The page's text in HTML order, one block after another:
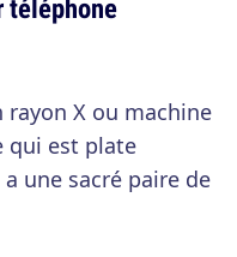
téléphone
rayon X ou machine
qui est plate
une sacré paire de